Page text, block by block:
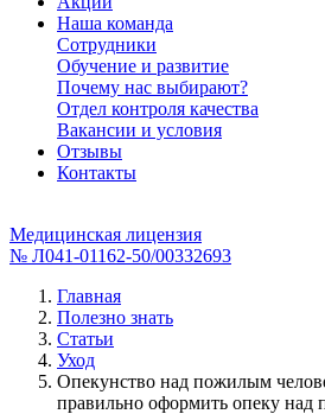
Наша команда
Сотрудники
Обучение и развитие
Почему нас выбирают?
Отдел контроля качества
Вакансии и условия
Отзывы
Контакты
Медицинская лицензия
№ Л041-01162-50/00332693
Главная
Полезно знать
Статьи
Уход
Опекунство над пожилым
правильно оформить опеку над